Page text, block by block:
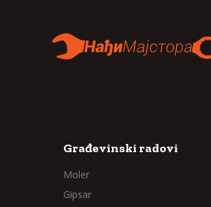
Građevinski radovi
Moler
Gipsar